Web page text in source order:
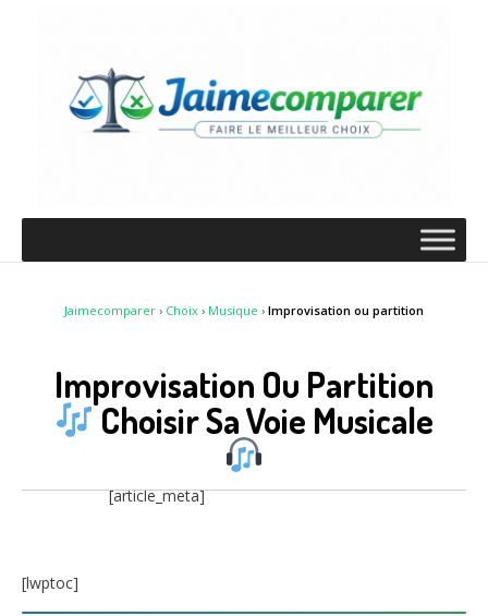
Jaimecomparer › Choix › Musique › Improvisation ou partition
Improvisation Ou Partition
Choisir Sa Voie Musicale
[article_meta]
[lwptoc]